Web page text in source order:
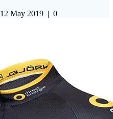
12 May 2019 | 0